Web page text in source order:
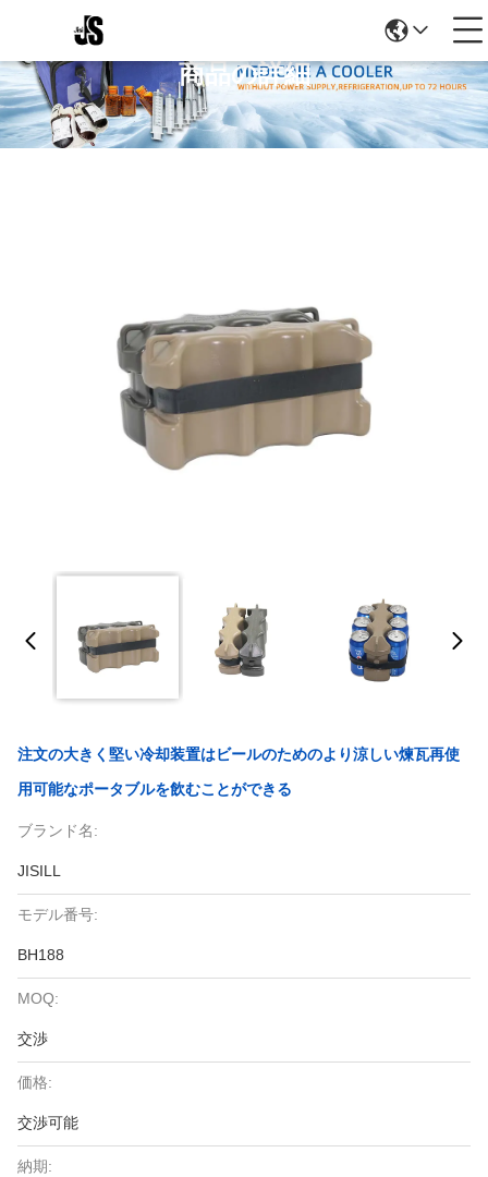
商品の詳細
注文の大きく堅い冷却装置はビールのためのより涼しい煉瓦再使
用可能なポータブルを飲むことができる
ブランド名:
JISILL
モデル番号:
BH188
MOQ:
交渉
価格:
交渉可能
納期: